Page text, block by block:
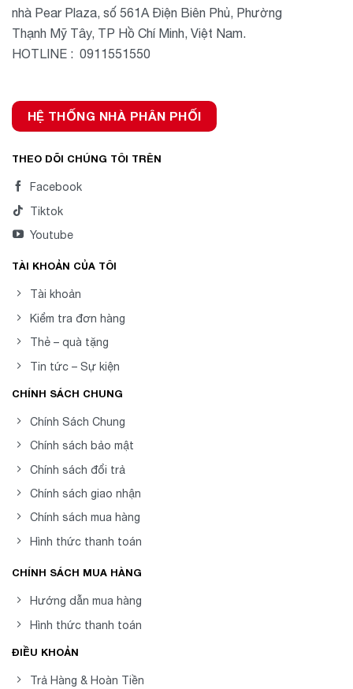
nhà Pear Plaza, số 561A Điện Biên Phủ, Phường
Thạnh Mỹ Tây, TP Hồ Chí Minh, Việt Nam.
HOTLINE : 0911551550
HỆ THỐNG NHÀ PHÂN PHỐI
THEO DÕI CHÚNG TÔI TRÊN
Facebook
Tiktok
Youtube
TÀI KHOẢN CỦA TÔI
Tài khoản
Kiểm tra đơn hàng
Thẻ – quà tặng
Tin tức – Sự kiện
CHÍNH SÁCH CHUNG
Chính Sách Chung
Chính sách bảo mật
Chính sách đổi trả
Chính sách giao nhận
Chính sách mua hàng
Hình thức thanh toán
CHÍNH SÁCH MUA HÀNG
Hướng dẫn mua hàng
Hình thức thanh toán
ĐIỀU KHOẢN
Trả Hàng & Hoàn Tiền